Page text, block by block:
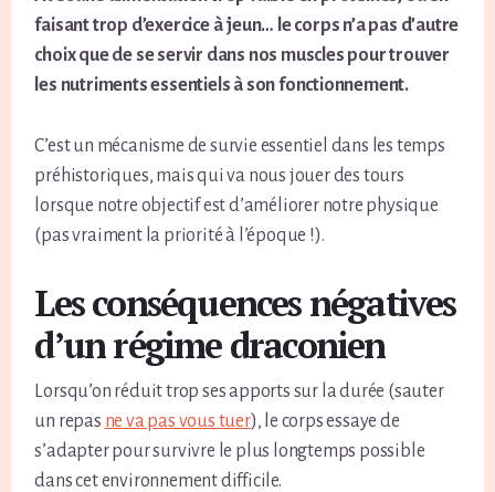
faisant trop d’exercice à jeun… le corps n’a pas d’autre
choix que de se servir dans nos muscles pour trouver
les nutriments essentiels à son fonctionnement.
C’est un mécanisme de survie essentiel dans les temps
préhistoriques, mais qui va nous jouer des tours
lorsque notre objectif est d’améliorer notre physique
(pas vraiment la priorité à l’époque !).
Les conséquences négatives
d’un régime draconien
Lorsqu’on réduit trop ses apports sur la durée (sauter
un repas ne va pas vous tuer), le corps essaye de
s’adapter pour survivre le plus longtemps possible
dans cet environnement difficile.